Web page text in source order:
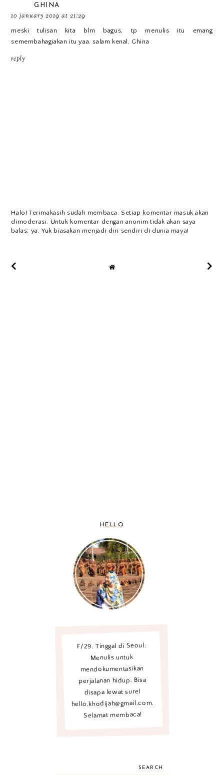
GHINA
10 january 2019 at 21:29
meski tulisan kita blm bagus, tp menulis itu emang
semembahagiakan itu yaa. salam kenal, Ghina
reply
Halo! Terimakasih sudah membaca. Setiap komentar masuk akan
dimoderasi. Untuk komentar dengan anonim tidak akan saya
balas, ya. Yuk biasakan menjadi diri sendiri di dunia maya!
HELLO
F/29. Tinggal di Seoul.
Menulis untuk
mendokumentasikan
perjalanan hidup. Bisa
disapa lewat surel
hello.khodijah@gmail.com.
Selamat membaca!
SEARCH